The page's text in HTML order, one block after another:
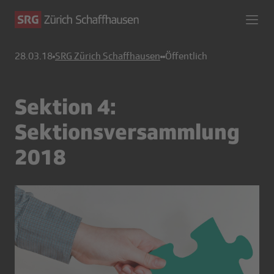
28.03.18 SRG Zürich Schaffhausen Öffentlich
Sektion 4:
Sektionsversammlung
2018